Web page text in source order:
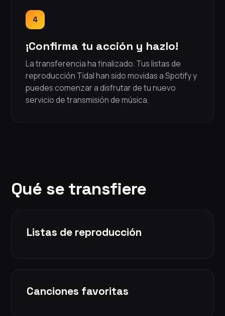
4
¡Confirma tu acción y hazlo!
La transferencia ha finalizado. Tus listas de
reproducción Tidal han sido movidas a Spotify y
puedes comenzar a disfrutar de tu nuevo
servicio de transmisión de música.
Qué se transfiere
Listas de reproducción
Canciones favoritas